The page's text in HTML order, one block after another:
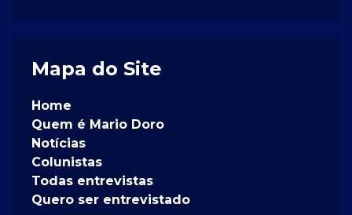
Mapa do Site
Home
Quem é Mario Doro
Notícias
Colunistas
Todas entrevistas
Quero ser entrevistado